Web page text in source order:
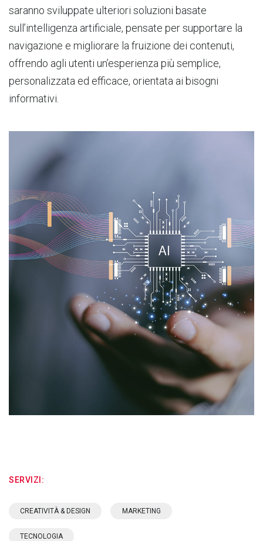
saranno sviluppate ulteriori soluzioni basate
sull’intelligenza artificiale, pensate per supportare la
navigazione e migliorare la fruizione dei contenuti,
offrendo agli utenti un’esperienza più semplice,
personalizzata ed efficace, orientata ai bisogni
informativi.
SERVIZI:
CREATIVITÀ & DESIGN MARKETING
TECNOLOGIA